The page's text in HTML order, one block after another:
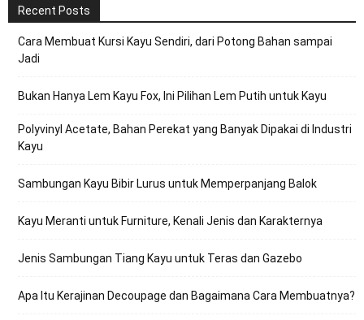
Recent Posts
Cara Membuat Kursi Kayu Sendiri, dari Potong Bahan sampai
Jadi
Bukan Hanya Lem Kayu Fox, Ini Pilihan Lem Putih untuk Kayu
Polyvinyl Acetate, Bahan Perekat yang Banyak Dipakai di Industri
Kayu
Sambungan Kayu Bibir Lurus untuk Memperpanjang Balok
Kayu Meranti untuk Furniture, Kenali Jenis dan Karakternya
Jenis Sambungan Tiang Kayu untuk Teras dan Gazebo
Apa Itu Kerajinan Decoupage dan Bagaimana Cara Membuatnya?